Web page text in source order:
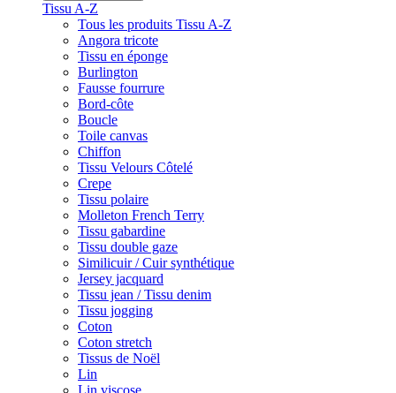
Tissu A-Z
Tous les produits Tissu A-Z
Angora tricote
Tissu en éponge
Burlington
Fausse fourrure
Bord-côte
Boucle
Toile canvas
Chiffon
Tissu Velours Côtelé
Crepe
Tissu polaire
Molleton French Terry
Tissu gabardine
Tissu double gaze
Similicuir / Cuir synthétique
Jersey jacquard
Tissu jean / Tissu denim
Tissu jogging
Coton
Coton stretch
Tissus de Noël
Lin